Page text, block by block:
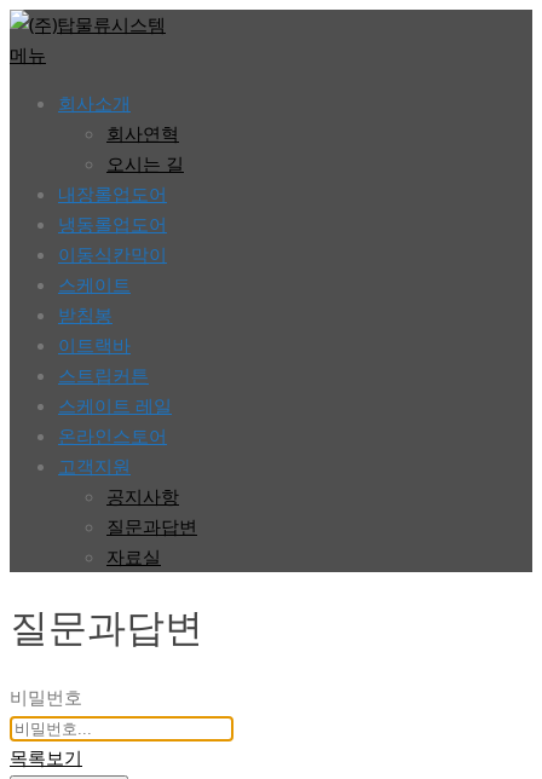
콘
텐
메뉴
회사소개
회사연혁
오시는 길
내장롤업도어
냉동롤업도어
이동식칸막이
스케이트
받침봉
이트랙바
스트립커튼
스케이트 레일
온라인스토어
고객지원
공지사항
질문과답변
자료실
질문과답변
비밀번호
목록보기